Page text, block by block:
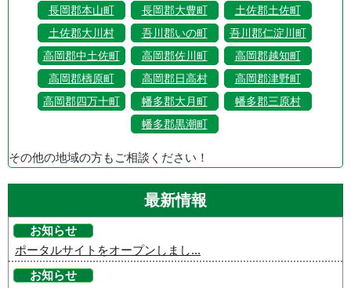
長岡郡本山町
長岡郡大豊町
土佐郡土佐町
土佐郡大川村
吾川郡いの町
吾川郡仁淀川町
高岡郡中土佐町
高岡郡佐川町
高岡郡越知町
高岡郡檮原町
高岡郡日高村
高岡郡津野町
高岡郡四万十町
幡多郡大月町
幡多郡三原村
幡多郡黒潮町
その他の地域の方もご相談ください！
最新情報
お知らせ
ポータルサイトをオープンしまし...
お知らせ